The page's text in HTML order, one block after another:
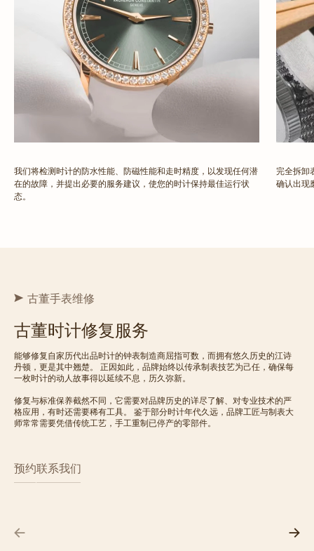
我们将检测时计的防水性能、防磁性能和走时精度，以发现任何潜
在的故障，并提出必要的服务建议，使您的时计保持最佳运行状
态。
完全拆卸
确认出现
古董手表维修
古董时计修复服务
能够修复自家历代出品时计的钟表制造商屈指可数，而拥有悠久历史的江诗
丹顿，更是其中翘楚。 正因如此，品牌始终以传承制表技艺为己任，确保每
一枚时计的动人故事得以延续不息，历久弥新。
修复与标准保养截然不同，它需要对品牌历史的详尽了解、对专业技术的严
格应用，有时还需要稀有工具。 鉴于部分时计年代久远，品牌工匠与制表大
师常常需要凭借传统工艺，手工重制已停产的零部件。
预约联系我们